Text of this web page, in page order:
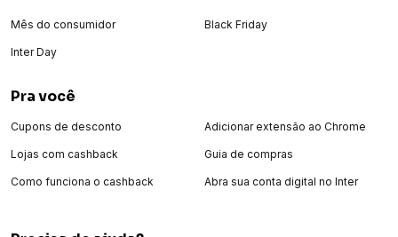
Mês do consumidor
Inter Day
Black Friday
Pra você
Cupons de desconto
Lojas com cashback
Como funciona o cashback
Adicionar extensão ao Chrome
Guia de compras
Abra sua conta digital no Inter